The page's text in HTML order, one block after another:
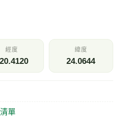
經度 緯度
24.0644
單